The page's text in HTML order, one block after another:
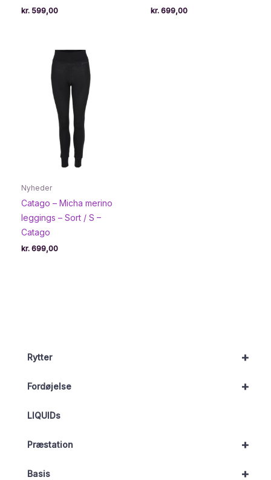
+
Rytter
+
Fordøjelse
LIQUIDs
+
Præstation
+
Basis
kr. 599,00 kr. 699,00
Nyheder
Catago – Micha merino
leggings – Sort / S –
Catago
kr. 699,00